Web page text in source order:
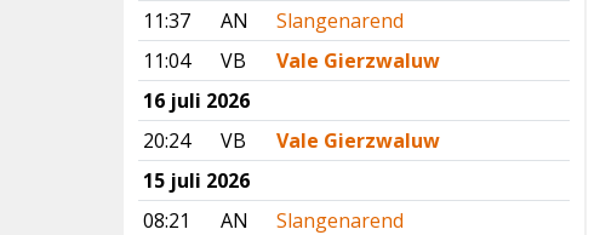
11:37
AN
Slangenarend
11:04
VB
Vale Gierzwaluw
16 juli 2026
20:24
VB
Vale Gierzwaluw
15 juli 2026
08:21
AN
Slangenarend